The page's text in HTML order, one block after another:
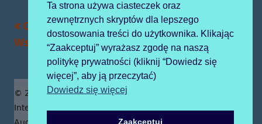
Nawigacja
wpisu
Poprzedni
artykół
Obchody Dnia
Wszystkich Świętych
Następny
artykół:
Obchody Dnia
Niepodległości
Zawartość
stopki
© 2019 Publiczne Przedszkole z Oddziałami
Integracyjnymi prowadzone przez Zgromadzenie Sióstr
Augustianek
Ta strona używa ciasteczek oraz
zewnętrznych skryptów dla lepszego
dostosowania treści do użytkownika. Klikając
“Zaakceptuj” wyrażasz zgodę na naszą
politykę prywatności (kliknij “Dowiedz się
więcej”, aby ją przeczytać)
Dowiedz się więcej
Zaakceptuj